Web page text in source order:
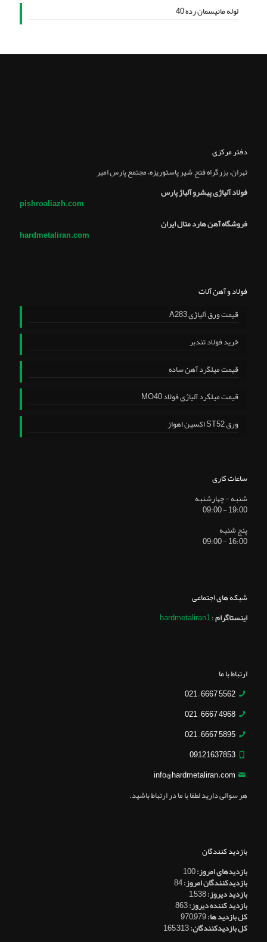
لوله مانیسمان رده 40
دفتر مرکزی
تهران، بزرگراه فتح, شير پاستوريزه، مجتمع پارس امير
فولاد آلیاژی پیشرو آلیاژ پارس
pishroaliazh.com
فروشگاه آهن هارد متال ایران
hardmetaliran.com
فولاد و آهن آلات
قیمت ورق آلیاژی A283
خرید فولاد تندبر
قیمت میلگرد آهن ساده
قیمت میلگرد آلیاژی فولاد MO40
ورق ST52 اکسین اهواز
ساعات کاری
شنبه - چهارشنبه
19:00 - 09:00
پنج شنبه
16:00 - 09:00
شبکه های اجتماعی
اینستاگرام:
hardmetaliran1
ارتباط با ما
5562 6667 – 021
4968 6667 – 021
5895 6667 – 021
09121637853
info@hardmetaliran.com
هر سوالی دارید لطفا با ما در ارتباط باشید.
بازدید کنندگان
بازدیدهای امروز:100
بازدیدکنندگان امروز:84
بازدید دیروز:1,538
بازدید کننده دیروز:863
کل بازدید ها:970,979
کل بازدیدکنند‌گان:165,313